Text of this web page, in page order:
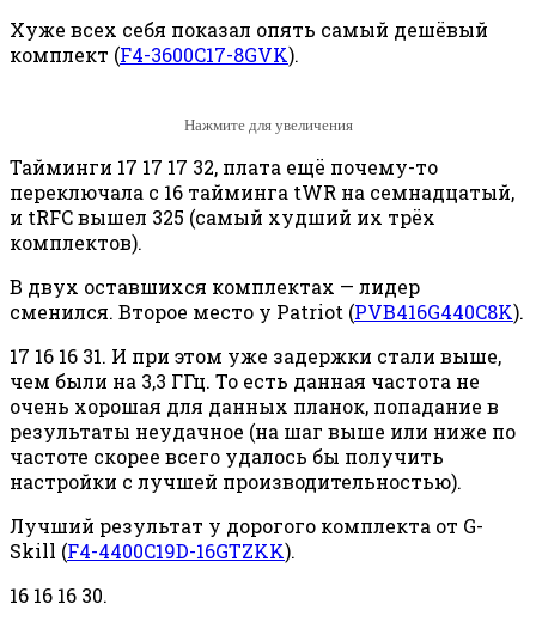
Хуже всех себя показал опять самый дешёвый
комплект (F4-3600C17-8GVK).
Нажмите для увеличения
Тайминги 17 17 17 32, плата ещё почему-то
переключала с 16 тайминга tWR на семнадцатый,
и tRFC вышел 325 (самый худший их трёх
комплектов).
В двух оставшихся комплектах — лидер
сменился. Второе место у Patriot (PVB416G440C8K).
17 16 16 31. И при этом уже задержки стали выше,
чем были на 3,3 ГГц. То есть данная частота не
очень хорошая для данных планок, попадание в
результаты неудачное (на шаг выше или ниже по
частоте скорее всего удалось бы получить
настройки с лучшей производительностью).
Лучший результат у дорогого комплекта от G-
Skill (F4-4400C19D-16GTZKK).
16 16 16 30.